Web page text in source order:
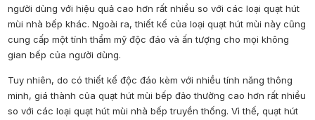
người dùng với hiệu quả cao hơn rất nhiều so với các loại quạt hút
mùi nhà bếp khác. Ngoài ra, thiết kế của loại quạt hút mùi này cũng
cung cấp một tính thẩm mỹ độc đáo và ấn tượng cho mọi không
gian bếp của người dùng.
Tuy nhiên, do có thiết kế độc đáo kèm với nhiều tính năng thông
minh, giá thành của quạt hút mùi bếp đảo thường cao hơn rất nhiều
so với các loại quạt hút mùi nhà bếp truyền thống. Vì thế, quạt hút